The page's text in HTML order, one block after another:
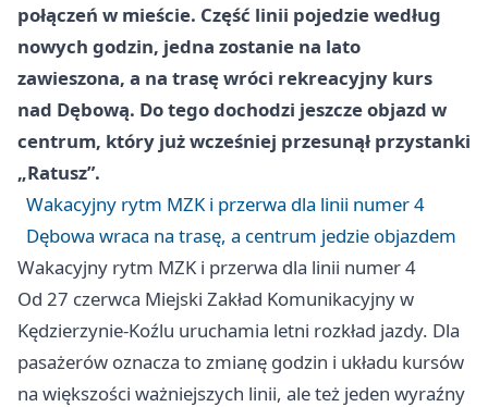
połączeń w mieście. Część linii pojedzie według
nowych godzin, jedna zostanie na lato
zawieszona, a na trasę wróci rekreacyjny kurs
nad Dębową. Do tego dochodzi jeszcze objazd w
centrum, który już wcześniej przesunął przystanki
„Ratusz”.
Wakacyjny rytm MZK i przerwa dla linii numer 4
Dębowa wraca na trasę, a centrum jedzie objazdem
Wakacyjny rytm MZK i przerwa dla linii numer 4
Od 27 czerwca Miejski Zakład Komunikacyjny w
Kędzierzynie-Koźlu uruchamia letni rozkład jazdy. Dla
pasażerów oznacza to zmianę godzin i układu kursów
na większości ważniejszych linii, ale też jeden wyraźny